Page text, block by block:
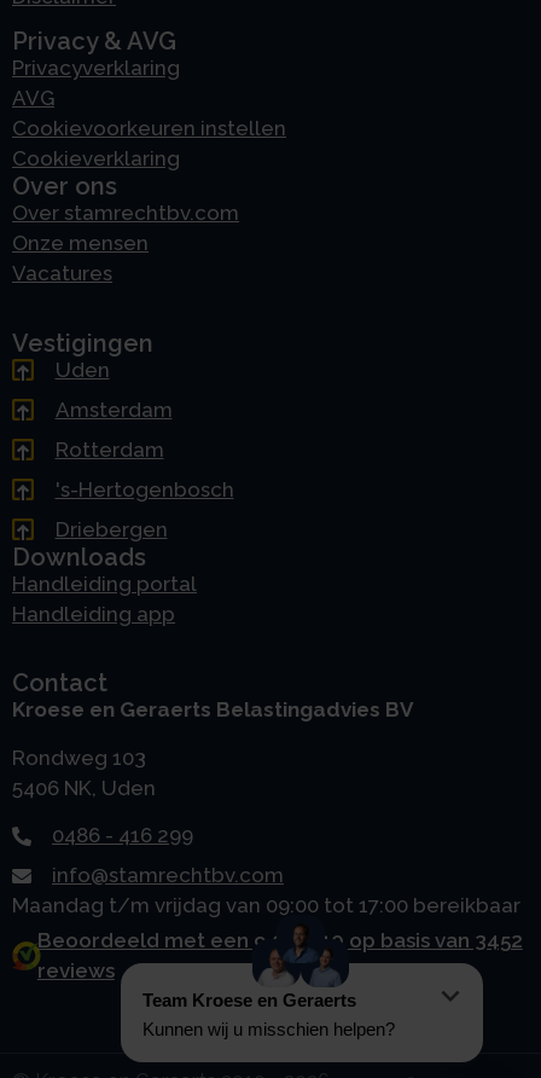
Privacy & AVG
Privacyverklaring
AVG
Cookievoorkeuren instellen
Cookieverklaring
Over ons
Over stamrechtbv.com
Onze mensen
Vacatures
Vestigingen
Uden
Amsterdam
Rotterdam
's-Hertogenbosch
Driebergen
Downloads
Handleiding portal
Handleiding app
Contact
Kroese en Geraerts Belastingadvies BV
Rondweg 103
5406 NK, Uden
0486 - 416 299
info@stamrechtbv.com
Maandag t/m vrijdag van 09:00 tot 17:00 bereikbaar
Beoordeeld met een 9.0 uit 10 op basis van 3452
reviews